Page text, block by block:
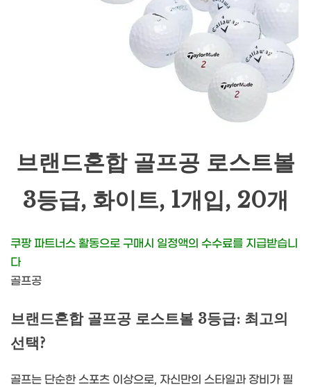
브랜드혼합 골프공 로스트볼
3등급, 화이트, 1개입, 20개
쿠팡 파트너스 활동으로 구매시 일정액의 수수료를 지급받습니
다
골프공
브랜드혼합 골프공 로스트볼 3등급: 최고의
선택?
골프는 단순한 스포츠 이상으로, 자신만의 스타일과 장비가 필